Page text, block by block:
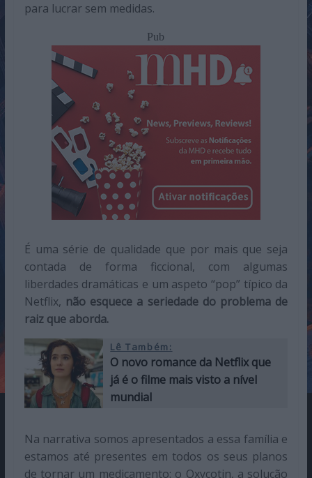
para lucrar sem medidas.
Pub
É uma série de qualidade que por mais que seja
contada de forma ficcional, com algumas
liberdades dramáticas e um aspeto “pop” típico da
Netflix, não esquece a seriedade do problema de
raiz que aborda.
Lê Também:
O novo romance da Netflix que
já é o filme mais visto a nível
mundial
Na narrativa somos apresentados a essa família e
estamos até presentes em todos os seus planos
de tornar um medicamento: o Oxycotin, a solução